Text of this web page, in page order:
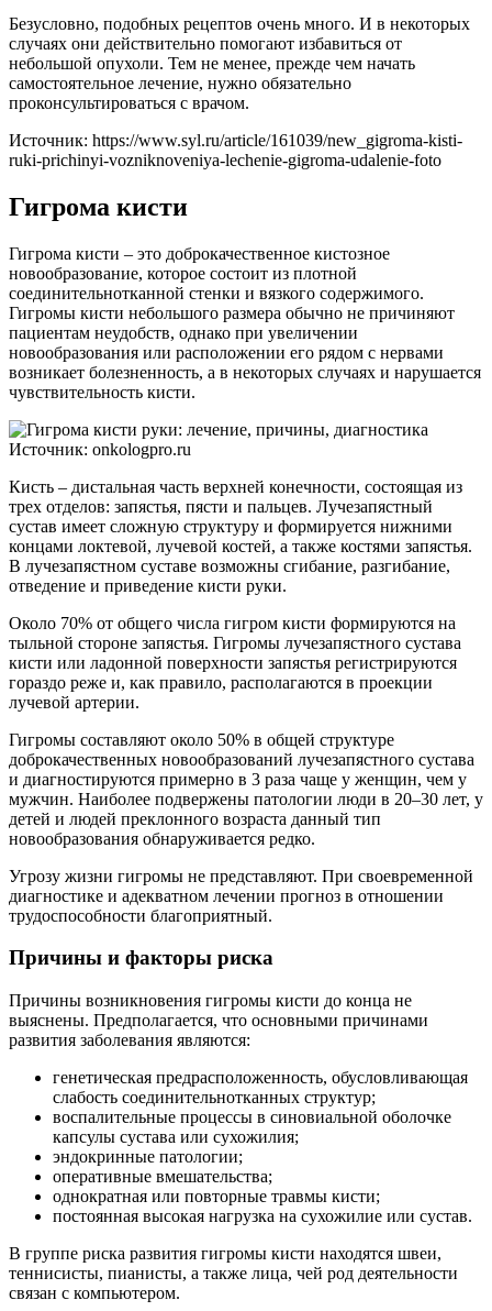
Безусловно, подобных рецептов очень много. И в некоторых
случаях они действительно помогают избавиться от
небольшой опухоли. Тем не менее, прежде чем начать
самостоятельное лечение, нужно обязательно
проконсультироваться с врачом.
Источник: https://www.syl.ru/article/161039/new_gigroma-kisti-
ruki-prichinyi-vozniknoveniya-lechenie-gigroma-udalenie-foto
Гигрома кисти
Гигрома кисти – это доброкачественное кистозное
новообразование, которое состоит из плотной
соединительнотканной стенки и вязкого содержимого.
Гигромы кисти небольшого размера обычно не причиняют
пациентам неудобств, однако при увеличении
новообразования или расположении его рядом с нервами
возникает болезненность, а в некоторых случаях и нарушается
чувствительность кисти.
Источник: onkologpro.ru
Кисть – дистальная часть верхней конечности, состоящая из
трех отделов: запястья, пясти и пальцев. Лучезапястный
сустав имеет сложную структуру и формируется нижними
концами локтевой, лучевой костей, а также костями запястья.
В лучезапястном суставе возможны сгибание, разгибание,
отведение и приведение кисти руки.
Около 70% от общего числа гигром кисти формируются на
тыльной стороне запястья. Гигромы лучезапястного сустава
кисти или ладонной поверхности запястья регистрируются
гораздо реже и, как правило, располагаются в проекции
лучевой артерии.
Гигромы составляют около 50% в общей структуре
доброкачественных новообразований лучезапястного сустава
и диагностируются примерно в 3 раза чаще у женщин, чем у
мужчин. Наиболее подвержены патологии люди в 20–30 лет, у
детей и людей преклонного возраста данный тип
новообразования обнаруживается редко.
Угрозу жизни гигромы не представляют. При своевременной
диагностике и адекватном лечении прогноз в отношении
трудоспособности благоприятный.
Причины и факторы риска
Причины возникновения гигромы кисти до конца не
выяснены. Предполагается, что основными причинами
развития заболевания являются:
генетическая предрасположенность, обусловливающая
слабость соединительнотканных структур;
воспалительные процессы в синовиальной оболочке
капсулы сустава или сухожилия;
эндокринные патологии;
оперативные вмешательства;
однократная или повторные травмы кисти;
постоянная высокая нагрузка на сухожилие или сустав.
В группе риска развития гигромы кисти находятся швеи,
теннисисты, пианисты, а также лица, чей род деятельности
связан с компьютером.